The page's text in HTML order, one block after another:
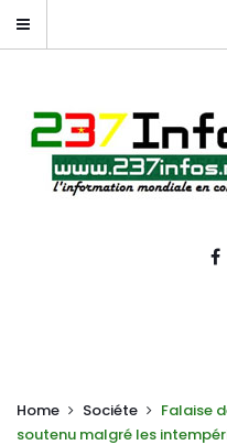
Home Sociéte
Falaise
soutenu malgré les